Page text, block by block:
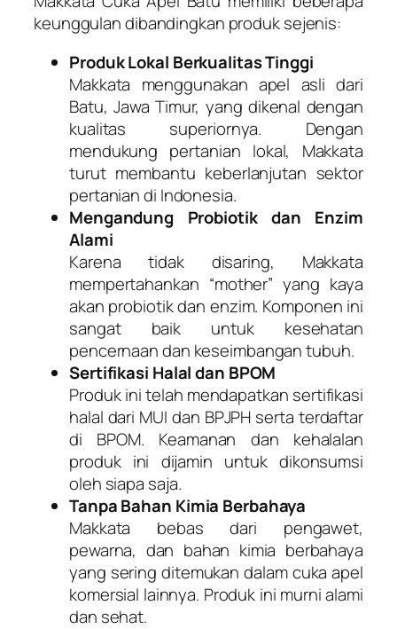
keunggulan dibandingkan produk sejenis:
Produk Lokal Berkualitas Tinggi
Makkata menggunakan apel asli dari
Batu, Jawa Timur, yang dikenal dengan
kualitas superiornya. Dengan
mendukung pertanian lokal, Makkata
turut membantu keberlanjutan sektor
pertanian di Indonesia.
Mengandung Probiotik dan Enzim
Alami
Karena tidak disaring, Makkata
mempertahankan “mother” yang kaya
akan probiotik dan enzim. Komponen ini
sangat baik untuk kesehatan
pencernaan dan keseimbangan tubuh.
Sertifikasi Halal dan BPOM
Produk ini telah mendapatkan sertifikasi
halal dari MUI dan BPJPH serta terdaftar
di BPOM. Keamanan dan kehalalan
produk ini dijamin untuk dikonsumsi
oleh siapa saja.
Tanpa Bahan Kimia Berbahaya
Makkata bebas dari pengawet,
pewarna, dan bahan kimia berbahaya
yang sering ditemukan dalam cuka apel
komersial lainnya. Produk ini murni alami
dan sehat.